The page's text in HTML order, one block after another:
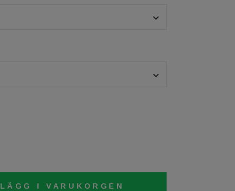
LÄGG I VARUKORGEN